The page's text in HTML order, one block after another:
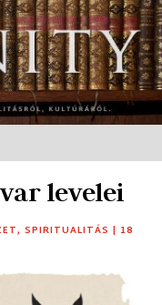
levelei
,SPIRITUALITÁS | 18